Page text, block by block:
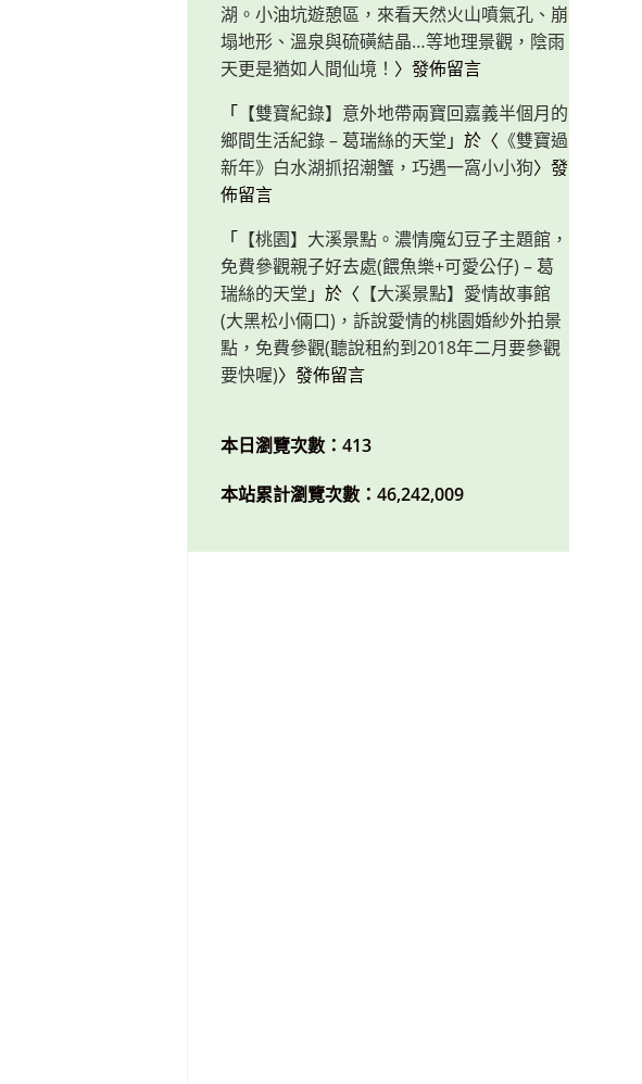
湖。小油坑遊憩區，來看天然火山噴氣孔、崩
塌地形、溫泉與硫磺結晶…等地理景觀，陰雨
天更是猶如人間仙境！ 〉發佈留言
「 【雙寶紀錄】意外地帶兩寶回嘉義半個月的
鄉間生活紀錄 – 葛瑞絲的天堂 」於〈 《雙寶過
新年》白水湖抓招潮蟹，巧遇一窩小小狗〉發
佈留言
「 【桃園】大溪景點。濃情魔幻豆子主題館，
免費參觀親子好去處(餵魚樂+可愛公仔) – 葛
瑞絲的天堂 」於〈 【大溪景點】愛情故事館
(大黑松小倆口)，訴說愛情的桃園婚紗外拍景
點，免費參觀(聽說租約到2018年二月要參觀
要快喔)〉發佈留言
本日瀏覽次數：413
本站累計瀏覽次數：46,242,009